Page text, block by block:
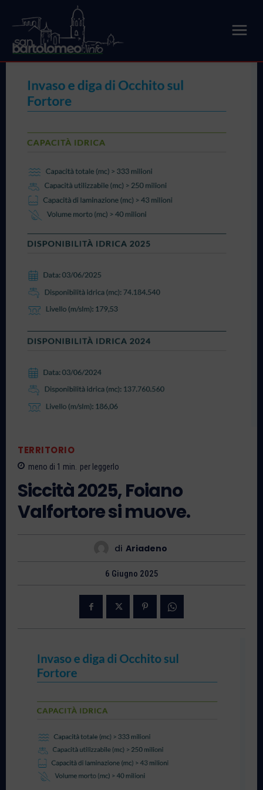
TERRITORIO
meno di 1 min. per leggerlo
Siccità 2025, Foiano
Valfortore si muove.
di Ariadeno
6 Giugno 2025